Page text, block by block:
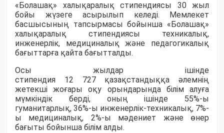
«Болашақ» халықаралық стипендиясы 30 жыл
бойы жүзеге асырылып келеді. Мемлекет
басшысының тапсырмасы бойынша «Болашақ»
халықаралық стипендиясы техникалық,
инженерлік, медициналық және педагогикалық
бағыттарға қайта бағытталды.
Осы жылдар ішінде
стипендия 12 727 қазақстандыққа әлемнің
жетекші жоғары оқу орындарында білім алуға
мүмкіндік берді, оның ішінде 55%-ы
гуманитарлық, 36%-ы инженерлік-техникалық, 7%-
ы медициналық, 2%-ы мәдениет және өнер
бағыты бойынша білім алды.